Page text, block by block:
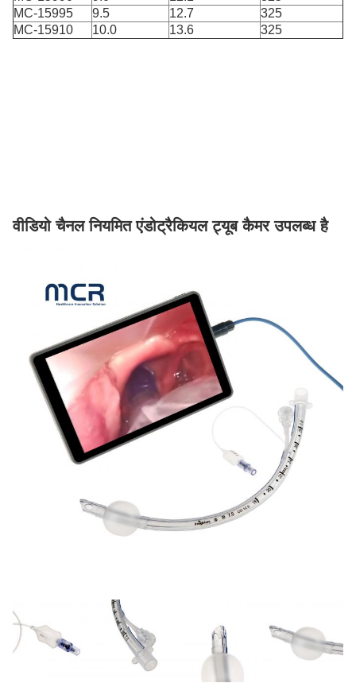
MC-15995
9.5 12.7
325
MC-15910
10.0 13.6 325
वीडियो चैनल नियमित एंडोट्रैकियल ट्यूब कैमर उपलब्ध है